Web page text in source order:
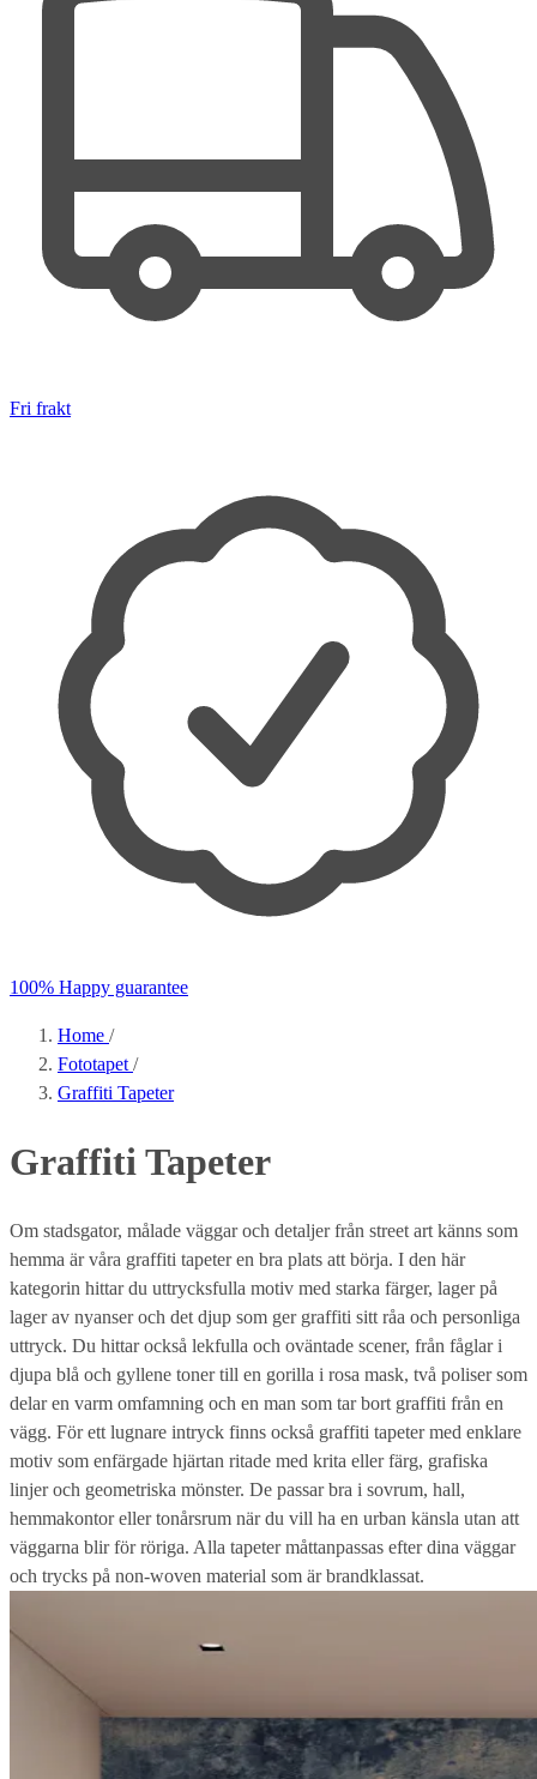
Fri frakt
100% Happy guarantee
Home /
Fototapet /
Graffiti Tapeter
Graffiti Tapeter
Om stadsgator, målade väggar och detaljer från street art känns som
hemma är våra graffiti tapeter en bra plats att börja. I den här
kategorin hittar du uttrycksfulla motiv med starka färger, lager på
lager av nyanser och det djup som ger graffiti sitt råa och personliga
uttryck. Du hittar också lekfulla och oväntade scener, från fåglar i
djupa blå och gyllene toner till en gorilla i rosa mask, två poliser som
delar en varm omfamning och en man som tar bort graffiti från en
vägg. För ett lugnare intryck finns också graffiti tapeter med enklare
motiv som enfärgade hjärtan ritade med krita eller färg, grafiska
linjer och geometriska mönster. De passar bra i sovrum, hall,
hemmakontor eller tonårsrum när du vill ha en urban känsla utan att
väggarna blir för röriga. Alla tapeter måttanpassas efter dina väggar
och trycks på non-woven material som är brandklassat.